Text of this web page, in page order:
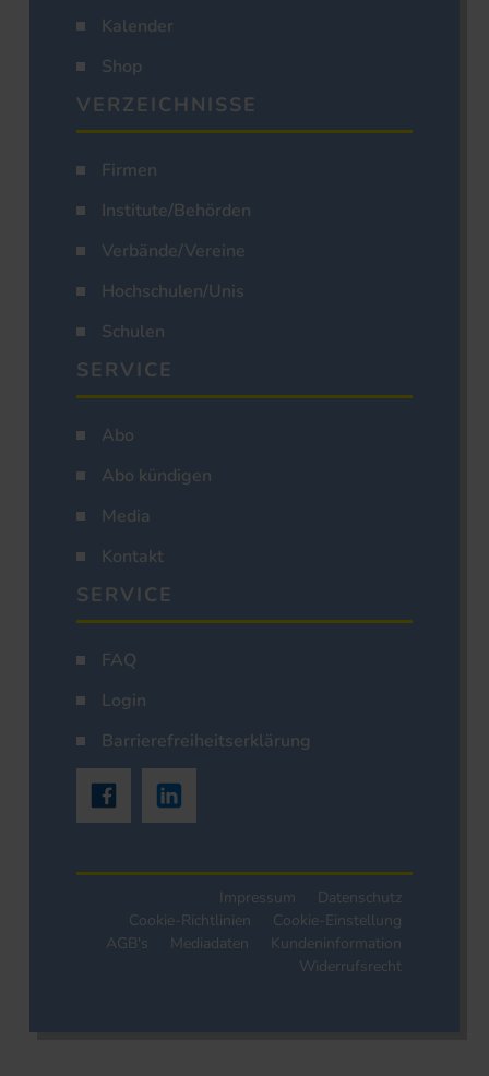
Kalender
Shop
VERZEICHNISSE
Firmen
Institute/Behörden
Verbände/Vereine
Hochschulen/Unis
Schulen
SERVICE
Abo
Abo kündigen
Media
Kontakt
SERVICE
FAQ
Login
Barrierefreiheitserklärung
Impressum
Datenschutz
Cookie-Richtlinien
Cookie-Einstellung
AGB's
Mediadaten
Kundeninformation
Widerrufsrecht